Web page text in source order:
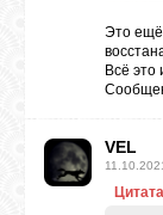
Это
Всё это
VEL
Цитата